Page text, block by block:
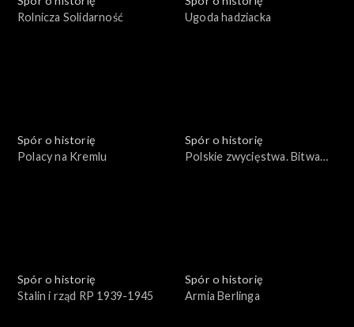
Rolnicza Solidarność
Ugoda hadziacka
Spór o historię
Polacy na Kremlu
Spór o historię
Polskie zwycięstwa. Bitwa
Spór o historię
Stalin i rząd RP 1939-1945
Spór o historię
Armia Berlinga